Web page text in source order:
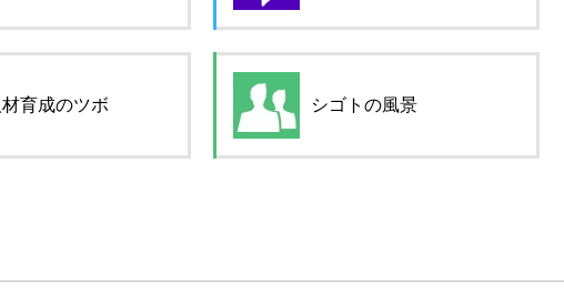
材育成のツボ シゴトの風景